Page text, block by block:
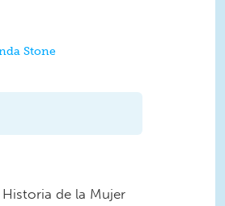
Stone
Historia de la Mujer